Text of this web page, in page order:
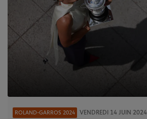
ROLAND-GARROS 2024 VENDREDI 14 JUIN 2024